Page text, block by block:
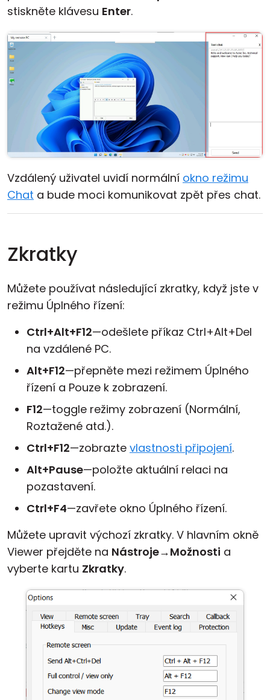
stiskněte klávesu Enter.
Vzdálený uživatel uvidí normální okno režimu
Chat a bude moci komunikovat zpět přes chat.
Zkratky
Můžete používat následující zkratky, když jste v
režimu Úplného řízení:
Ctrl+Alt+F12—odešlete příkaz Ctrl+Alt+Del
na vzdálené PC.
Alt+F12—přepněte mezi režimem Úplného
řízení a Pouze k zobrazení.
F12—toggle režimy zobrazení (Normální,
Roztažené atd.).
Ctrl+F12—zobrazte vlastnosti připojení.
Alt+Pause—položte aktuální relaci na
pozastavení.
Ctrl+F4—zavřete okno Úplného řízení.
Můžete upravit výchozí zkratky. V hlavním okně
Viewer přejděte na Nástroje→Možnosti a
vyberte kartu Zkratky.